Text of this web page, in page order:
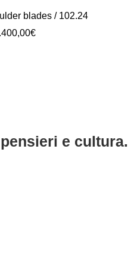
blades / 102.24
€
e cultura.